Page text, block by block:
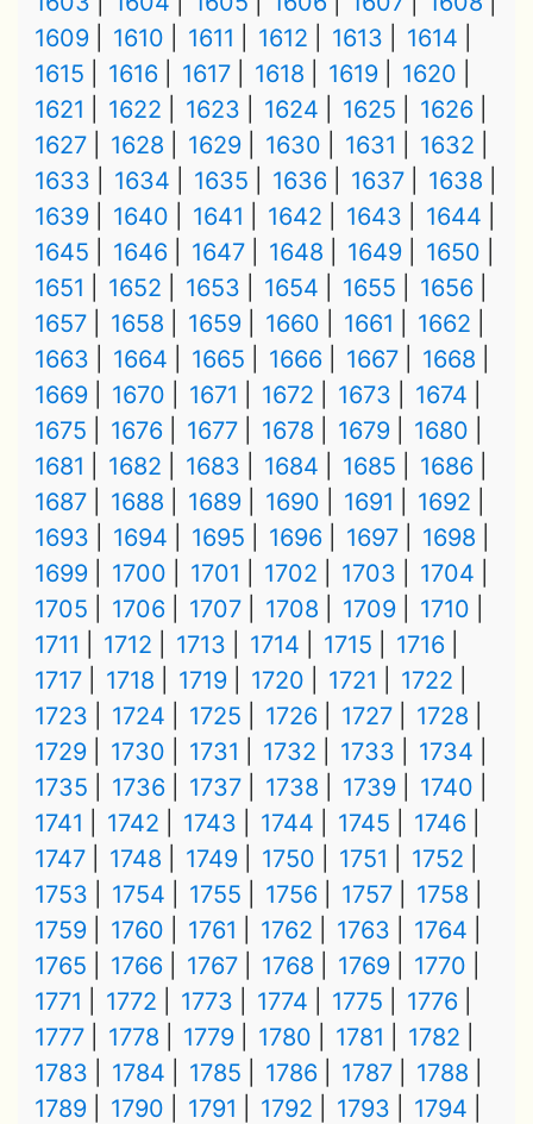
1609
1610 1611 1612 1613
1614
1615
1616 1617 1618 1619
1620
1621
1622 1623 1624 1625
1626
1627
1628 1629 1630 1631
1632
1633
1634 1635 1636 1637
1638
1639
1640 1641 1642 1643
1644
1645
1646 1647 1648 1649
1650
1651
1652 1653 1654 1655
1656
1657
1658 1659 1660 1661
1662
1663
1664 1665 1666 1667
1668
1669
1670 1671 1672 1673
1674
1675
1676 1677 1678 1679
1680
1681
1682 1683 1684 1685
1686
1687
1688 1689 1690 1691
1692
1693
1694 1695 1696 1697
1698
1699
1700 1701 1702 1703
1704
1705
1706 1707 1708 1709
1710
1711
1712 1713 1714 1715
1716
1717
1718 1719 1720 1721
1722
1723
1724 1725 1726 1727
1728
1729
1730 1731 1732 1733
1734
1735
1736 1737 1738 1739
1740
1741
1742 1743 1744 1745
1746
1747
1748 1749 1750 1751
1752
1753
1754 1755 1756 1757
1758
1759
1760 1761 1762 1763
1764
1765
1766 1767 1768 1769
1770
1771
1772 1773 1774 1775
1776
1777
1778 1779 1780 1781
1782
1783
1784 1785 1786 1787
1788
1789
1790 1791 1792 1793
1794